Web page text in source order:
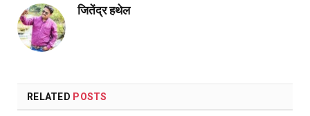
जितेंद्र हथेल
RELATED POSTS